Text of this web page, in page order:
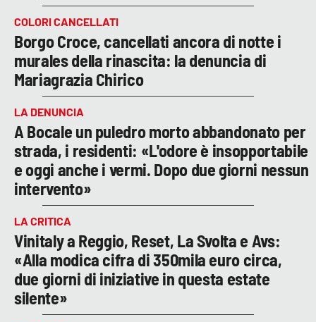
COLORI CANCELLATI
Borgo Croce, cancellati ancora di notte i
murales della rinascita: la denuncia di
Mariagrazia Chirico
LA DENUNCIA
A Bocale un puledro morto abbandonato per
strada, i residenti: «L'odore è insopportabile
e oggi anche i vermi. Dopo due giorni nessun
intervento»
LA CRITICA
Vinitaly a Reggio, Reset, La Svolta e Avs:
«Alla modica cifra di 350mila euro circa,
due giorni di iniziative in questa estate
silente»